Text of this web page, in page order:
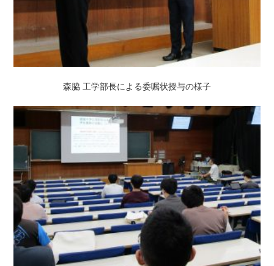
森脇 工学部長による委嘱状授与の様子